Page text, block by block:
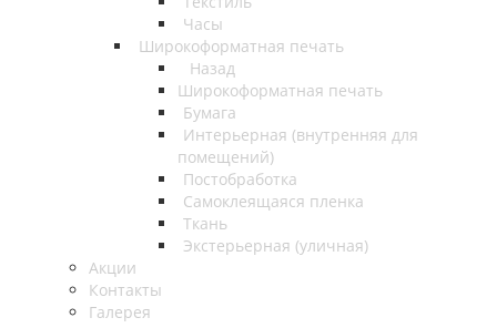
Часы
Широкоформатная печать
Назад
Широкоформатная печать
Бумага
Интерьерная (внутренняя для
помещений)
Постобработка
Самоклеящаяся пленка
Ткань
Экстерьерная (уличная)
Акции
Контакты
Галерея